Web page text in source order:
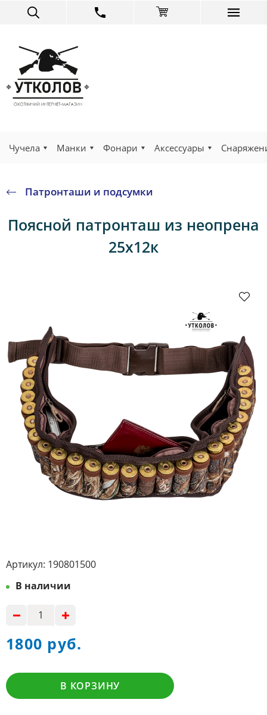
Чучела Манки Фонари Аксессуары
Патронташи и подсумки
Поясной патронташ из неопрена
25х12к
Артикул: 190801500
В наличии
1800 руб.
В КОРЗИНУ